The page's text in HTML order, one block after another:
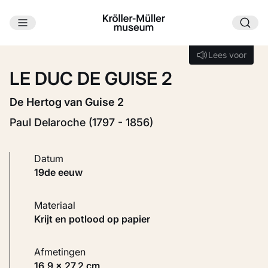
Ga naar hoofdinhoud
Lees voor
Lees voor
LE DUC DE GUISE 2
De Hertog van Guise 2
Paul Delaroche (1797 - 1856)
Datum
19de eeuw
Materiaal
Krijt en potlood op papier
Afmetingen
16,9 × 27,2 cm